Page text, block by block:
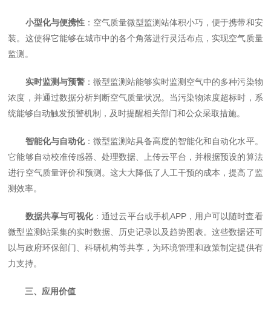
小型化与便携性：空气质量微型监测站体积小巧，便于携带和安
装。这使得它能够在城市中的各个角落进行灵活布点，实现空气质量
监测。
实时监测与预警：微型监测站能够实时监测空气中的多种污染物
浓度，并通过数据分析判断空气质量状况。当污染物浓度超标时，系
统能够自动触发预警机制，及时提醒相关部门和公众采取措施。
智能化与自动化：微型监测站具备高度的智能化和自动化水平。
它能够自动校准传感器、处理数据、上传云平台，并根据预设的算法
进行空气质量评价和预测。这大大降低了人工干预的成本，提高了监
测效率。
数据共享与可视化：通过云平台或手机APP，用户可以随时查看
微型监测站采集的实时数据、历史记录以及趋势图表。这些数据还可
以与政府环保部门、科研机构等共享，为环境管理和政策制定提供有
力支持。
三、应用价值